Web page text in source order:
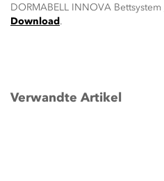
DORMABELL INNOVA Bettsystem
Download.
Verwandte Artikel